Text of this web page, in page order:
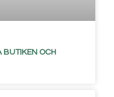
BUTIKEN OCH